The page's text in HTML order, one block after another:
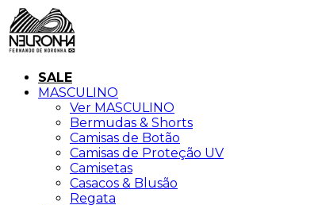
SALE
MASCULINO
Ver MASCULINO
Bermudas & Shorts
Camisas de Botão
Camisas de Proteção UV
Camisetas
Casacos & Blusão
Regata